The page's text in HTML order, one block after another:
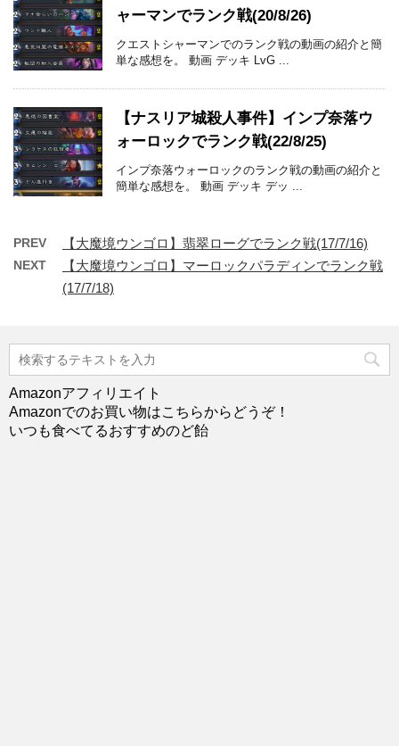
ャーマンでランク戦(20/8/26)
クエストシャーマンでのランク戦の動画の紹介と簡
単な感想を。 動画 デッキ LvG ...
【ナスリア城殺人事件】インプ奈落ウ
ォーロックでランク戦(22/8/25)
インプ奈落ウォーロックのランク戦の動画の紹介と
簡単な感想を。 動画 デッキ デッ ...
PREV 【大魔境ウンゴロ】翡翠ローグでランク戦(17/7/16)
NEXT
【大魔境ウンゴロ】マーロックパラディンでランク戦
(17/7/18)
Amazonアフィリエイト
Amazonでのお買い物はこちらからどうぞ！
いつも食べてるおすすめのど飴